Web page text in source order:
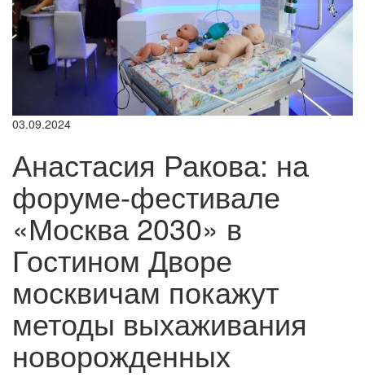
03.09.2024
Анастасия Ракова: на
форуме-фестивале
«Москва 2030» в
Гостином Дворе
москвичам покажут
методы выхаживания
новорожденных